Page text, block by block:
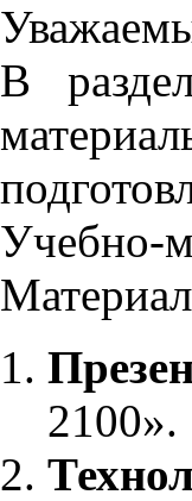
В
Учебно-
2100».